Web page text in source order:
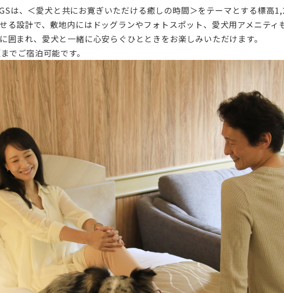
は、＜愛犬と共にお寛ぎいただける癒しの時間＞をテーマとする標高
る設計で、 敷地内にはドッグランやフォトスポット、 愛犬用アメニティ
囲まれ、 愛犬と一緒に心安らぐひとときをお楽しみいただけます。
でご宿泊可能です。